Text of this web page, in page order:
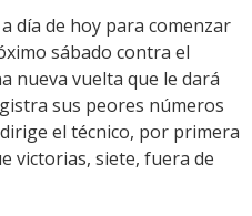
día de hoy para comenzar
sábado contra el
nueva vuelta que le dará
sus peores números
el técnico, por primera
victorias, siete, fuera de